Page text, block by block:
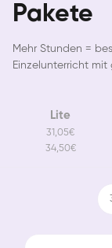
Pakete
Mehr Stunden =
Einzelunterricht
Lite
31,05€
34,50€